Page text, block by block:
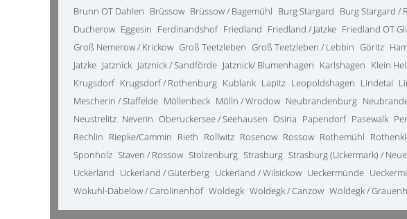
Brunn OT Dahlen Brüssow Brüssow / Bagemühl Burg Stargard Burg Stargard /
Ducherow Eggesin Ferdinandshof Friedland Friedland / Jatzke Friedland OT
Groß Nemerow / Krickow Groß Teetzleben Groß Teetzleben / Lebbin Göritz
Jatzke Jatznick Jatznick / Sandförde Jatznick/ Blumenhagen Karlshagen Klein
Krugsdorf Krugsdorf / Rothenburg Kublank Lapitz Leopoldshagen Lindetal
Mescherin / Staffelde Möllenbeck Mölln / Wrodow Neubrandenburg
Neustrelitz Neverin Oberuckersee / Seehausen Osina Papendorf Pasewalk
Rechlin Riepke/Cammin Rieth Rollwitz Rosenow Rossow Rothemühl
Sponholz Staven / Rossow Stolzenburg Strasburg Strasburg (Uckermark) /
Uckerland Uckerland / Güterberg Uckerland / Wilsickow Ueckermünde
Wokuhl-Dabelow / Carolinenhof Woldegk Woldegk / Canzow Woldegk /